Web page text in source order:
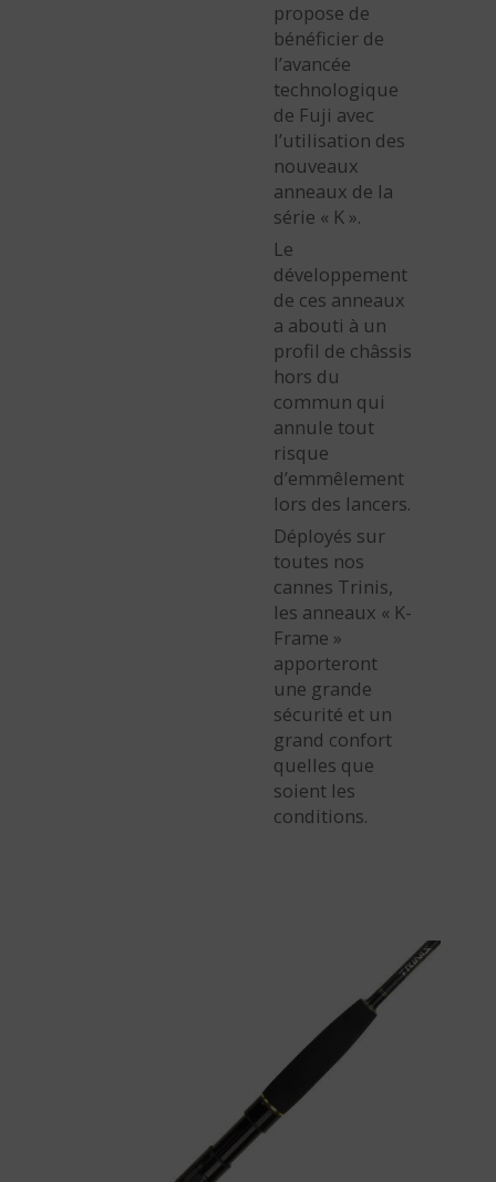
propose de
bénéficier de
l’avancée
technologique
de Fuji avec
l’utilisation des
nouveaux
anneaux de la
série « K ».
Le
développement
de ces anneaux
a abouti à un
profil de châssis
hors du
commun qui
annule tout
risque
d’emmêlement
lors des lancers.
Déployés sur
toutes nos
cannes Trinis,
les anneaux « K-
Frame »
apporteront
une grande
sécurité et un
grand confort
quelles que
soient les
conditions.